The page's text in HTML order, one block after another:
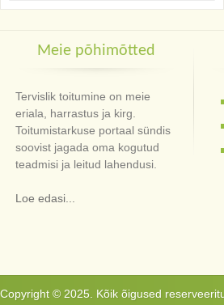
Meie põhimõtted
Tervislik toitumine on meie
eriala, harrastus ja kirg.
Toitumistarkuse portaal sündis
soovist jagada oma kogutud
teadmisi ja leitud lahendusi.
Loe edasi...
Copyright © 2025. Kõik õigused